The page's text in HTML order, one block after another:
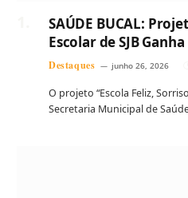
SAÚDE BUCAL:
Escolar de SJB
Destaques junho 26, 2026
O projeto “Escola Feliz,
Secretaria Municipal de